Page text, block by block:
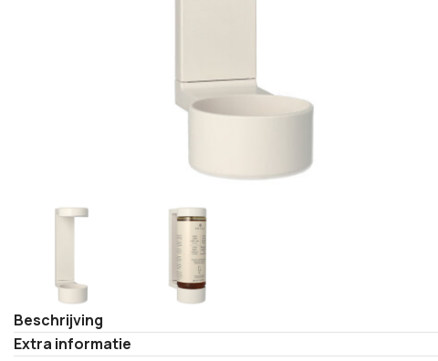
Beschrijving
Extra informatie